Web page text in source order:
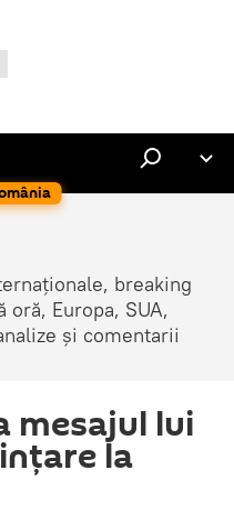
breaking
Europa, SUA,
și comentarii
mesajul lui
la